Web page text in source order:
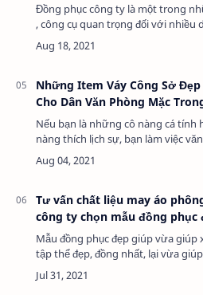
Đồng phục công ty là một trong
, công cụ quan trọng đối với nhiều
không chỉ nâng cao giá trị thương
hình ảnh tượng trưng và chuyên
Những Item Váy Công Sở
Cho Dân Văn Phòng Mặc
Nếu bạn là những cô nàng cá tính
nàng thích lịch sự, bạn làm việc
bạn không thể bỏ qua những mẫu
này... Váy, đầm công sở để các chị
Tư vấn chất liệu may áo
công ty chọn mẫu đồng phục
Mẫu đồng phục đẹp giúp vừa giúp
tập thể đẹp, đồng nhất, lại vừa
thành viên. Để giúp người đứng
nghiệp/tổ chức lựa chọn được mẫu